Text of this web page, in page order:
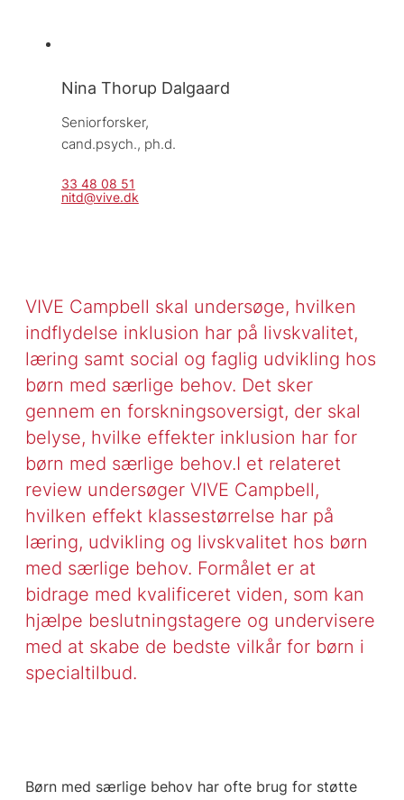
Nina Thorup Dalgaard
Seniorforsker,
cand.psych., ph.d.
33 48 08 51
nitd@vive.dk
VIVE Campbell skal undersøge, hvilken
indflydelse inklusion har på livskvalitet,
læring samt social og faglig udvikling hos
børn med særlige behov. Det sker
gennem en forskningsoversigt, der skal
belyse, hvilke effekter inklusion har for
børn med særlige behov.I et relateret
review undersøger VIVE Campbell,
hvilken effekt klassestørrelse har på
læring, udvikling og livskvalitet hos børn
med særlige behov. Formålet er at
bidrage med kvalificeret viden, som kan
hjælpe beslutningstagere og undervisere
med at skabe de bedste vilkår for børn i
specialtilbud.
Børn med særlige behov har ofte brug for støtte